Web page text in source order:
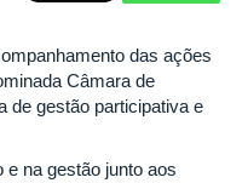
das ações
Câmara de
de gestão participativa e
na gestão junto aos